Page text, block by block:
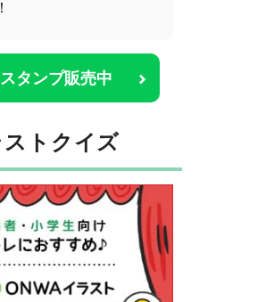
スタンプ販売中
ストクイズ